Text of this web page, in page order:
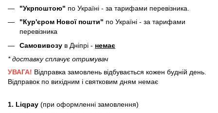
"Укрпоштою" по Україні - за тарифами перевізника.
"Кур'єром Нової пошти" по Україні - за тарифами
перевізника
Самовивозу в Дніпрі - немає
* доставку сплачує отримувач
УВАГА! Відправка замовлень відбувається кожен будній день.
Відправок по вихідним і святковим дням немає
1. Liqpay (при оформленні замовлення)